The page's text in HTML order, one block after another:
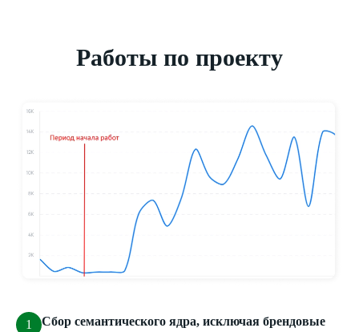
Работы по проекту
Сбор семантического ядра, исключая брендовые